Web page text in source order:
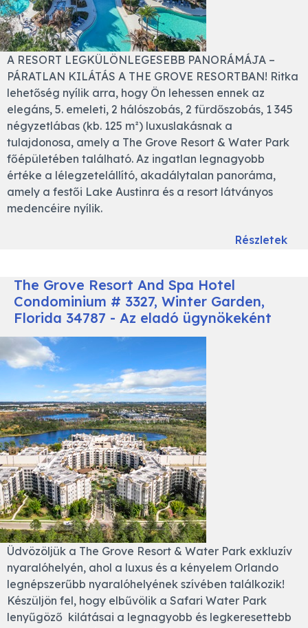
A RESORT LEGKÜLÖNLEGESEBB PANORÁMÁJA –
PÁRATLAN KILÁTÁS A THE GROVE RESORTBAN! Ritka
lehetőség nyílik arra, hogy Ön lehessen ennek az
elegáns, 5. emeleti, 2 hálószobás, 2 fürdőszobás, 1 345
négyzetlábas (kb. 125 m²) luxuslakásnak a
tulajdonosa, amely a The Grove Resort & Water Park
főépületében található. Az ingatlan legnagyobb
értéke a lélegzetelállító, akadálytalan panoráma,
amely a festői Lake Austinra és a resort látványos
medencéire nyílik.
Részletek
The Grove Resort And Spa Hotel
Condominium # 3327, Winter Garden,
Florida 34787 - Az eladó ügynökeként
Üdvözöljük a The Grove Resort & Water Park exkluzív
nyaralóhelyén, ahol a luxus és a kényelem Orlando
legnépszerűbb nyaralóhelyének szívében találkozik!
Készüljön fel, hogy elbűvölik a Safari Water Park
lenyűgöző kilátásai a legnagyobb és legkeresettebb